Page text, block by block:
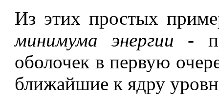
Из этих простых
минимума энергии -
оболочек в первую
ближайшие к ядру